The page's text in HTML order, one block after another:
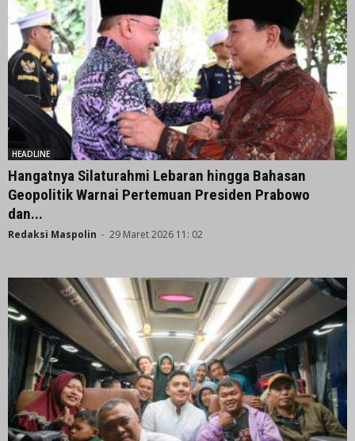
HEADLINE
Hangatnya Silaturahmi Lebaran hingga Bahasan
Geopolitik Warnai Pertemuan Presiden Prabowo
dan...
Redaksi Maspolin - 29 Maret 2026 11: 02